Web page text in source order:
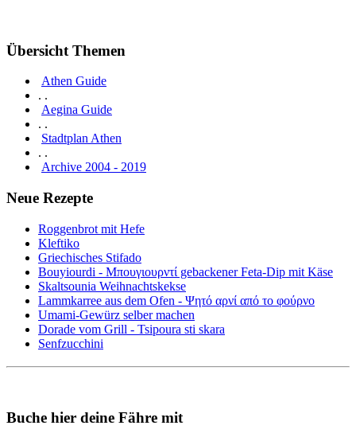
Übersicht Themen
Athen Guide
. .
Aegina Guide
. .
Stadtplan Athen
. .
Archive 2004 - 2019
Neue Rezepte
Roggenbrot mit Hefe
Kleftiko
Griechisches Stifado
Bouyiourdi - Μπουγιουρντί gebackener Feta-Dip mit Käse
Skaltsounia Weihnachtskekse
Lammkarree aus dem Ofen - Ψητό αρνί από το φούρνο
Umami-Gewürz selber machen
Dorade vom Grill - Tsipoura sti skara
Senfzucchini
Buche hier deine Fähre mit